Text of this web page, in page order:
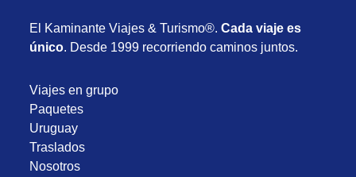
El Kaminante Viajes & Turismo®.Cada viaje es
único. Desde 1999 recorriendo caminos juntos.
Viajes en grupo
Paquetes
Uruguay
Traslados
Nosotros